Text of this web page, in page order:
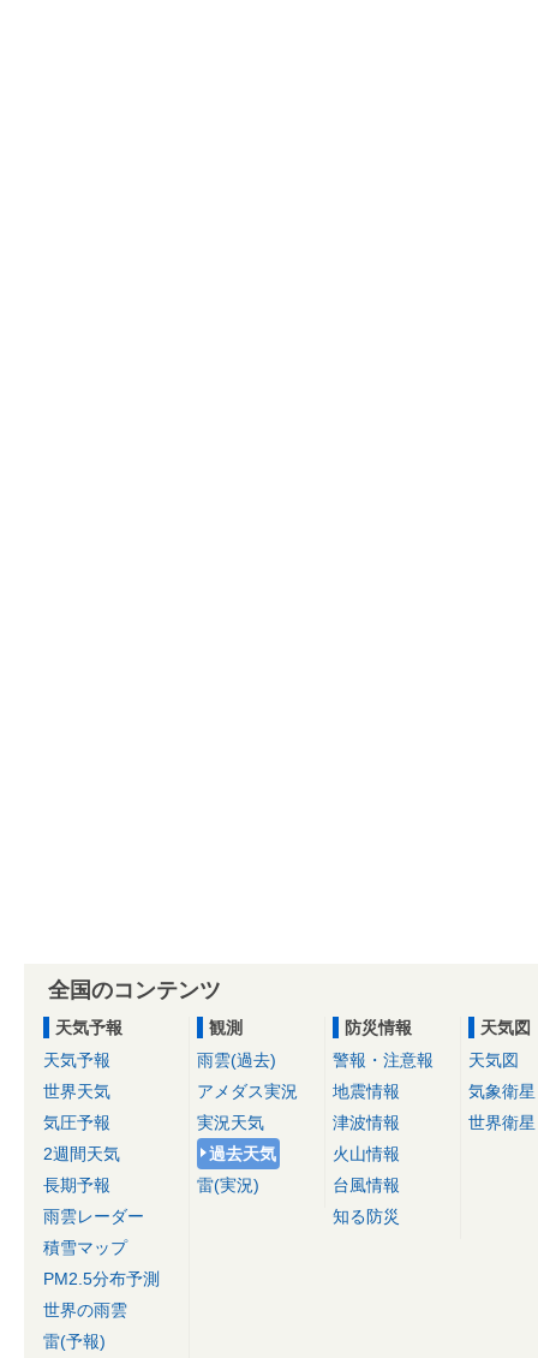
全国のコンテンツ
天気予報
天気予報
世界天気
気圧予報
2週間天気
長期予報
雨雲レーダー
積雪マップ
PM2.5分布予測
世界の雨雲
雷(予報)
観測
雨雲(過去)
アメダス実況
実況天気
過去天気
雷(実況)
防災情報
警報・注意報
地震情報
津波情報
火山情報
台風情報
知る防災
天気図
天気図
気象衛星
世界衛星